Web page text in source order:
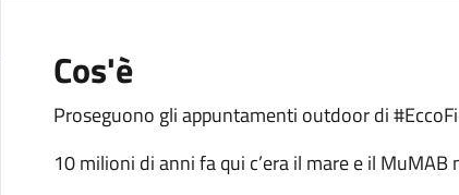
Cos'è
Proseguono gli appuntamenti outdoor di
10 milioni di anni fa qui c’era il mare e il MuMAB